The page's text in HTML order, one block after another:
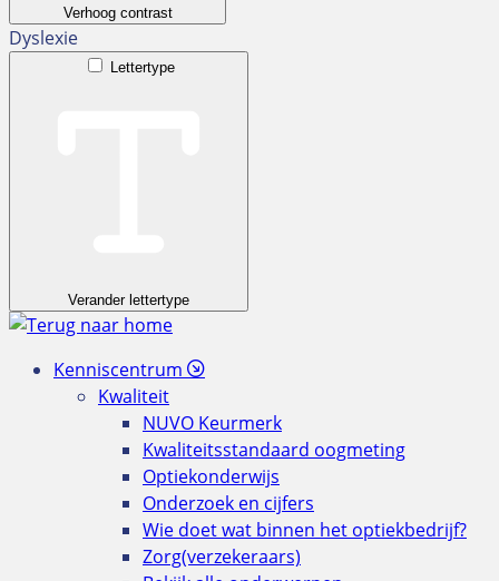
Verhoog contrast
Dyslexie
Lettertype
Verander lettertype
Kenniscentrum
Kwaliteit
NUVO Keurmerk
Kwaliteitsstandaard oogmeting
Optiekonderwijs
Onderzoek en cijfers
Wie doet wat binnen het optiekbedrijf?
Zorg(verzekeraars)